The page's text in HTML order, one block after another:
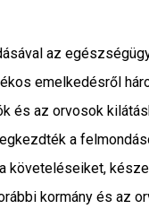
az
emelkedésről
és az orvosok
a
követeléseiket,
kormány és az